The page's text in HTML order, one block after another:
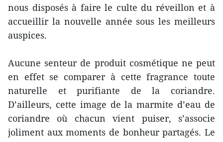
nous disposés à faire le culte du réveillon et à
accueillir la nouvelle année sous les meilleurs
auspices.
Aucune senteur de produit cosmétique ne peut
en effet se comparer à cette fragrance toute
naturelle et purifiante de la coriandre.
D’ailleurs, cette image de la marmite d’eau de
coriandre où chacun vient puiser, s’associe
joliment aux moments de bonheur partagés. Le